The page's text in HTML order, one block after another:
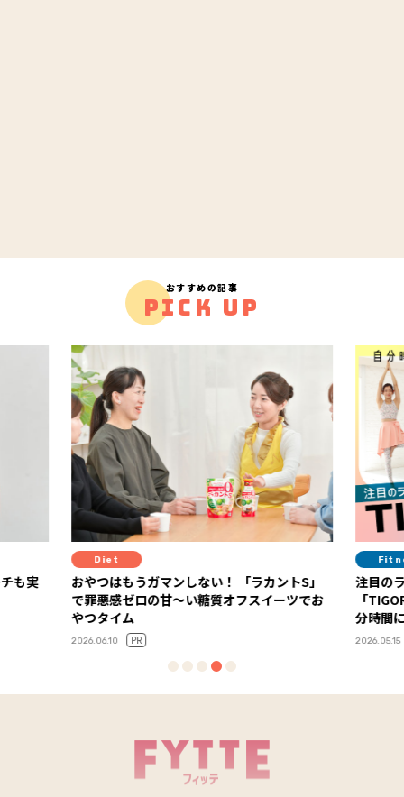
おすすめの記事
PICK UP
トS」
Fitness
注目のライフスタイル・アイコンが選ぶ
「TIGORA」の“UVカット＋α”ウエアで、自
分時間に集中し、体と心を整える夏に！
2026.05.15 PR
背中
ィス
ー・